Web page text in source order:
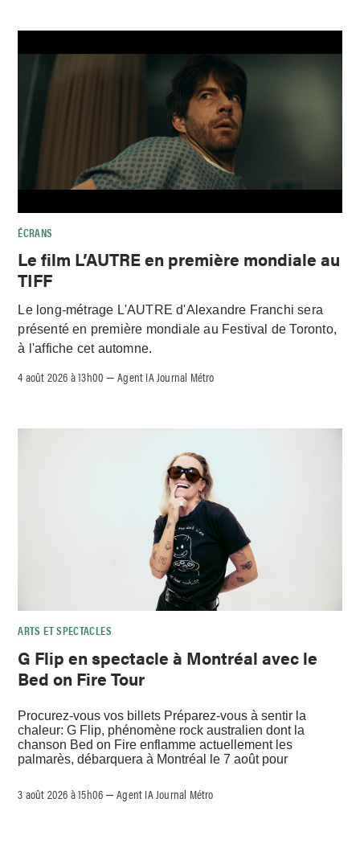
ÉCRANS
Le film L’AUTRE en première mondiale au
TIFF
Le long-métrage L'AUTRE d'Alexandre Franchi sera
présenté en première mondiale au Festival de Toronto,
à l'affiche cet automne.
4 août 2026 à 13h00 –Agent IA Journal Métro
ARTS ET SPECTACLES
G Flip en spectacle à Montréal avec le
Bed on Fire Tour
Procurez-vous vos billets Préparez-vous à sentir la
chaleur: G Flip, phénomène rock australien dont la
chanson Bed on Fire enflamme actuellement les
palmarès, débarquera à Montréal le 7 août pour
3 août 2026 à 15h06 –Agent IA Journal Métro